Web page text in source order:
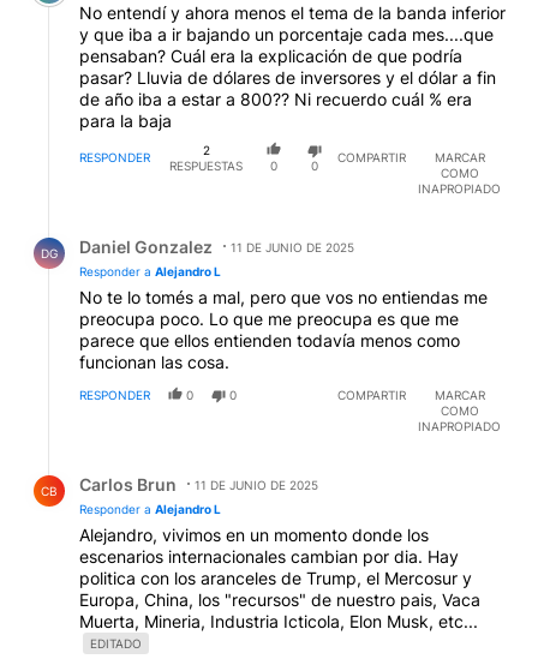
No entendí y ahora menos el tema de la banda inferior
y que iba a ir bajando un porcentaje cada mes....que
pensaban? Cuál era la explicación de que podría
pasar? Lluvia de dólares de inversores y el dólar a fin
de año iba a estar a 800?? Ni recuerdo cuál % era
para la baja
RESPONDER
2
RESPUESTAS
0 0
COMPARTIR
MARCAR
COMO
INAPROPIADO
DG Daniel Gonzalez
11 DE JUNIO DE 2025
Responder a Alejandro L
No te lo tomés a mal, pero que vos no entiendas me
preocupa poco. Lo que me preocupa es que me
parece que ellos entienden todavía menos como
funcionan las cosa.
RESPONDER 0 0 COMPARTIR
MARCAR
COMO
INAPROPIADO
CB Carlos Brun
11 DE JUNIO DE 2025
Responder a Alejandro L
Alejandro, vivimos en un momento donde los
escenarios internacionales cambian por dia. Hay
politica con los aranceles de Trump, el Mercosur y
Europa, China, los "recursos" de nuestro pais, Vaca
Muerta, Mineria, Industria Icticola, Elon Musk, etc...
EDITADO